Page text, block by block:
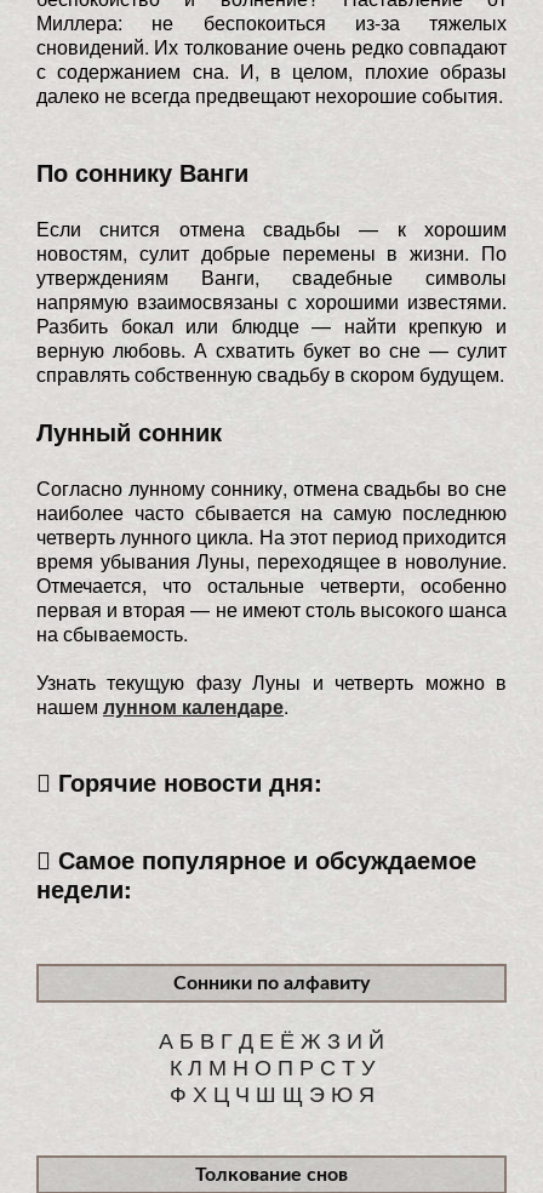
Миллера: не беспокоиться из-за тяжелых
сновидений. Их толкование очень редко совпадают
с содержанием сна. И, в целом, плохие образы
далеко не всегда предвещают нехорошие события.
По соннику Ванги
Если снится отмена свадьбы — к хорошим
новостям, сулит добрые перемены в жизни. По
утверждениям Ванги, свадебные символы
напрямую взаимосвязаны с хорошими известями.
Разбить бокал или блюдце — найти крепкую и
верную любовь. А схватить букет во сне — сулит
справлять собственную свадьбу в скором будущем.
Лунный сонник
Согласно лунному соннику, отмена свадьбы во сне
наиболее часто сбывается на самую последнюю
четверть лунного цикла. На этот период приходится
время убывания Луны, переходящее в новолуние.
Отмечается, что остальные четверти, особенно
первая и вторая — не имеют столь высокого шанса
на сбываемость.
Узнать текущую фазу Луны и четверть можно в
нашем лунном календаре.
Горячие новости дня:
Самое популярное и обсуждаемое
недели:
Сонники по алфавиту
А Б В ГД Е Ё Ж З И Й
К Л М Н О П Р С Т У
Ф Х Ц Ч Ш Щ Э Ю Я
Толкование снов